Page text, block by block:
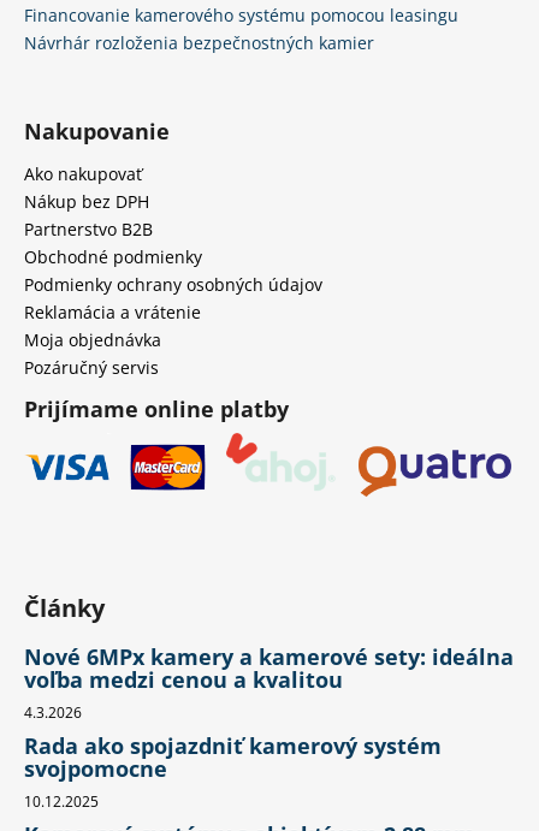
Financovanie kamerového systému pomocou leasingu
Návrhár rozloženia bezpečnostných kamier
Nakupovanie
Ako nakupovať
Nákup bez DPH
Partnerstvo B2B
Obchodné podmienky
Podmienky ochrany osobných údajov
Reklamácia a vrátenie
Moja objednávka
Pozáručný servis
Prijímame online platby
Články
Nové 6MPx kamery a kamerové sety: ideálna
voľba medzi cenou a kvalitou
4.3.2026
Rada ako spojazdniť kamerový systém
svojpomocne
10.12.2025